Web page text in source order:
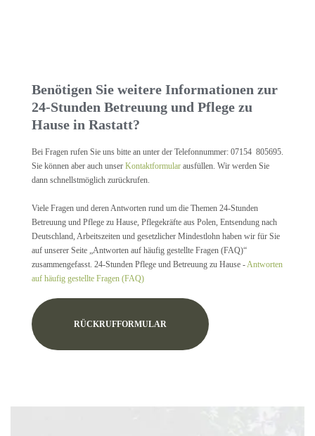
Benötigen Sie weitere Informationen zur
24-Stunden Betreuung und Pflege zu
Hause in Rastatt?
Bei Fragen rufen Sie uns bitte an unter der Telefonnummer: 07154 805695.
Sie können aber auch unser Kontaktformular ausfüllen. Wir werden Sie
dann schnellstmöglich zurückrufen.
Viele Fragen und deren Antworten rund um die Themen 24-Stunden
Betreuung und Pflege zu Hause, Pflegekräfte aus Polen, Entsendung nach
Deutschland, Arbeitszeiten und gesetzlicher Mindestlohn haben wir für Sie
auf unserer Seite „Antworten auf häufig gestellte Fragen (FAQ)“
zusammengefasst. 24-Stunden Pflege und Betreuung zu Hause -Antworten
auf häufig gestellte Fragen (FAQ)
RÜCKRUFFORMULAR